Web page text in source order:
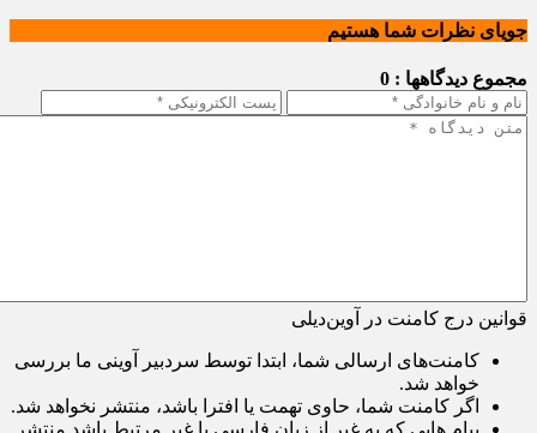
جویای نظرات شما هستیم
مجموع دیدگاهها : 0
قوانین درج کامنت در آوین‌دیلی
کامنت‌های ارسالی شما، ابتدا توسط سردبیر آوینی ما بررسی
خواهد شد.
اگر کامنت شما، حاوی تهمت یا افترا باشد، منتشر نخواهد شد.
پیام هایی که به غیر از زبان فارسی یا غیر مرتبط باشد منتشر